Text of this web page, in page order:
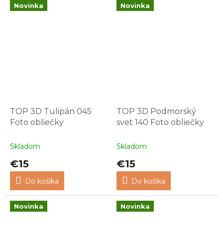
Novinka
TOP 3D Tulipán 045
Foto obliečky
Skladom
€15
Do košíka
Novinka
TOP 3D Podmorský
svet 140 Foto obliečky
Skladom
€15
Do košíka
Novinka Novinka